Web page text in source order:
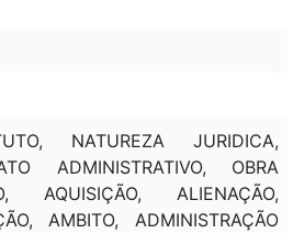
NATUREZA JURIDICA,
ADMINISTRATIVO, OBRA
AQUISIÇÃO, ALIENAÇÃO,
AMBITO, ADMINISTRAÇÃO